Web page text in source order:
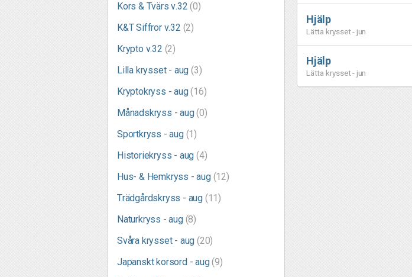
Kors & Tvärs v.32(0)
K&T Siffror v.32 (2)
Krypto v.32 (2)
Lilla krysset - aug(3)
Kryptokryss - aug(16)
Månadskryss - aug(0)
Sportkryss - aug (1)
Historiekryss - aug(4)
Hus- & Hemkryss - aug (12)
Trädgårdskryss - aug (11)
Naturkryss - aug (8)
Svåra krysset - aug(20)
Japanskt korsord - aug(9)
Hjälp
Lätta krysset - jun
Hjälp
Lätta krysset - jun